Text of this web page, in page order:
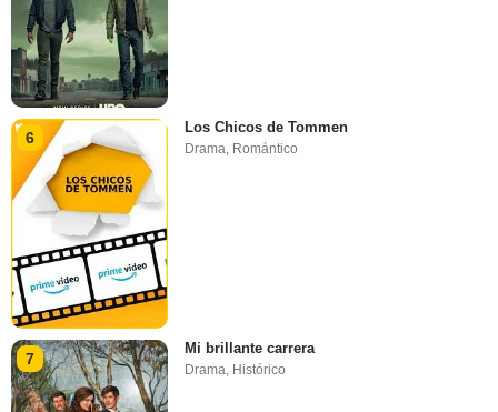
6
Los Chicos de Tommen
Drama, Romántico
7
Mi brillante carrera
Drama Histórico